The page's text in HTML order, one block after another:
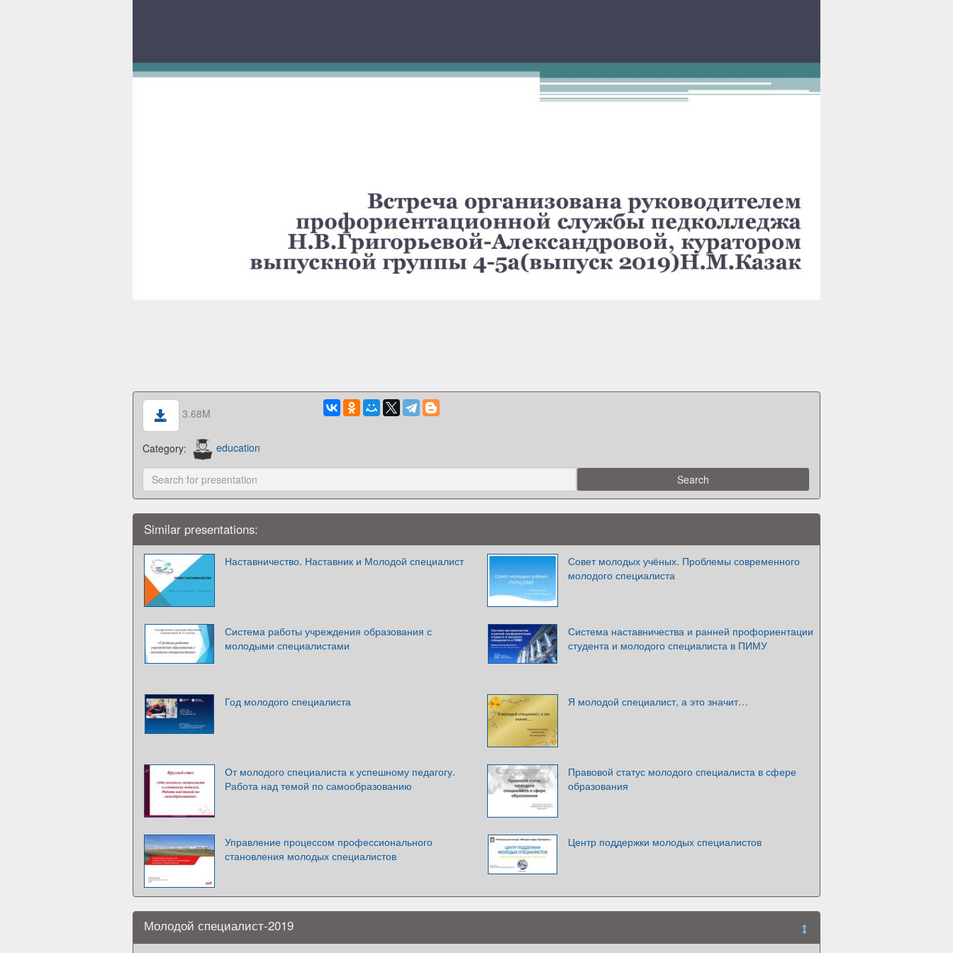
3.68M
Category: education
Similar presentations:
Наставничество. Наставник и Молодой специалист
Совет молодых учёных. Проблемы современного
молодого специалиста
Система работы учреждения образования с
молодыми специалистами
Система наставничества и ранней профориентации
студента и молодого специалиста в ПИМУ
Год молодого специалиста Я молодой специалист, а это значит…
От молодого специалиста к успешному педагогу.
Работа над темой по самообразованию
Правовой статус молодого специалиста в сфере
образования
Управление процессом профессионального
становления молодых специалистов
Центр поддержки молодых специалистов
Молодой специалист-2019